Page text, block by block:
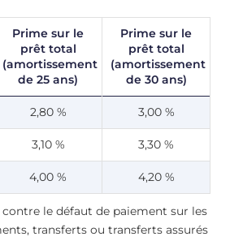
Prime sur le
prêt total
(amortissement
de 25 ans)
Prime sur le
prêt total
(amortissement
de 30 ans)
2,80 % 3,00 %
3,10 % 3,30 %
4,00 % 4,20 %
contre le défaut de paiement sur les
transferts ou transferts assurés